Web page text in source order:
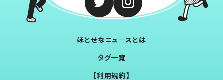
ほとせなニュースとは
タグ一覧
【利用規約】